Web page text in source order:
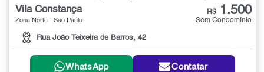
Vila Constança
Zona Norte - São Paulo
Rua João Teixeira de Barros, 42
R$ 1.500
Sem Condomínio
WhatsApp Contatar